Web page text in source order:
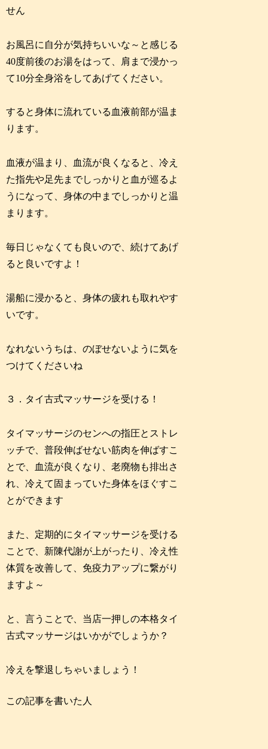
せん
お風呂に自分が気持ちいいな～と感じる
40度前後のお湯をはって、肩まで浸かっ
て10分全身浴をしてあげてください。
すると身体に流れている血液前部が温ま
ります。
血液が温まり、血流が良くなると、冷え
た指先や足先までしっかりと血が巡るよ
うになって、身体の中までしっかりと温
まります。
毎日じゃなくても良いので、続けてあげ
ると良いですよ！
湯船に浸かると、身体の疲れも取れやす
いです。
なれないうちは、のぼせないように気を
つけてくださいね
３．タイ古式マッサージを受ける！
タイマッサージのセンへの指圧とストレ
ッチで、普段伸ばせない筋肉を伸ばすこ
とで、血流が良くなり、老廃物も排出さ
れ、冷えて固まっていた身体をほぐすこ
とができます
また、定期的にタイマッサージを受ける
ことで、新陳代謝が上がったり、冷え性
体質を改善して、免疫力アップに繋がり
ますよ～
と、言うことで、当店一押しの本格タイ
古式マッサージはいかがでしょうか？
冷えを撃退しちゃいましょう！
この記事を書いた人